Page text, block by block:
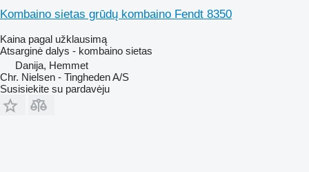
Kombaino sietas grūdų kombaino Fendt 8350
Kaina pagal užklausimą
Atsarginė dalys - kombaino sietas
Danija, Hemmet
Chr. Nielsen - Tingheden A/S
Susisiekite su pardavėju